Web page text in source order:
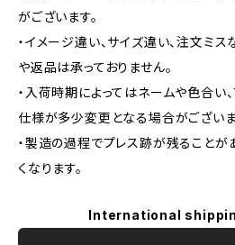
がございます。
・イメージ違い、サイズ違い、注文ミ
や返品は承っておりません。
・入荷時期によってはネームや色合い
仕様が多少変更となる場合がございま
・製造の過程でプレス跡が残ること
くなります。
International